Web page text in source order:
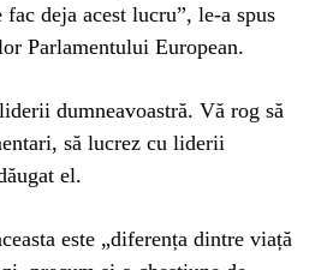
deja acest lucru”, le-a spus
Parlamentului European.
dumneavoastră. Vă rog să
să lucrez cu liderii
el.
este „diferența dintre viață